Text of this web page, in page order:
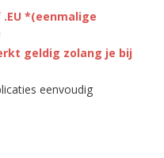
.EU *(eenmalige
geldig zolang je bij
eenvoudig